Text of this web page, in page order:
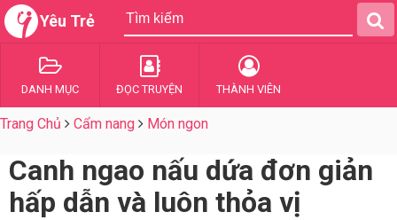
Yêu Trẻ
DANH MỤC ĐỌC TRUYỆN THÀNH VIÊN
Trang Chủ Cẩm nang Món ngon
Canh ngao nấu dứa đơn giản
hấp dẫn và luôn thỏa vị